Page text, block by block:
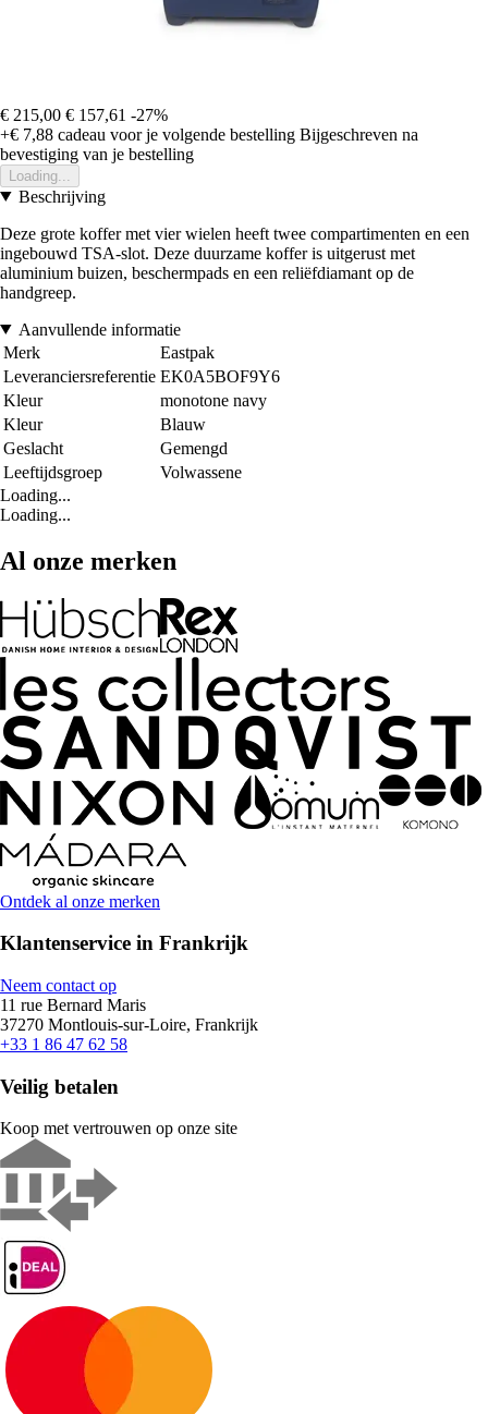
€ 215,00 € 157,61 -27%
+€ 7,88 cadeau voor je volgende bestelling Bijgeschreven na
bevestiging van je bestelling
Loading...
Beschrijving
Deze grote koffer met vier wielen heeft twee compartimenten en een
ingebouwd TSA-slot. Deze duurzame koffer is uitgerust met
aluminium buizen, beschermpads en een reliëfdiamant op de
handgreep.
Aanvullende informatie
Merk
Eastpak
Leveranciersreferentie EK0A5BOF9Y6
Kleur
monotone navy
Kleur
Blauw
Geslacht
Gemengd
Leeftijdsgroep
Volwassene
Loading...
Loading...
Al onze merken
Ontdek al onze merken
Klantenservice in Frankrijk
Neem contact op
11 rue Bernard Maris
37270 Montlouis-sur-Loire, Frankrijk
+33 1 86 47 62 58
Veilig betalen
Koop met vertrouwen op onze site